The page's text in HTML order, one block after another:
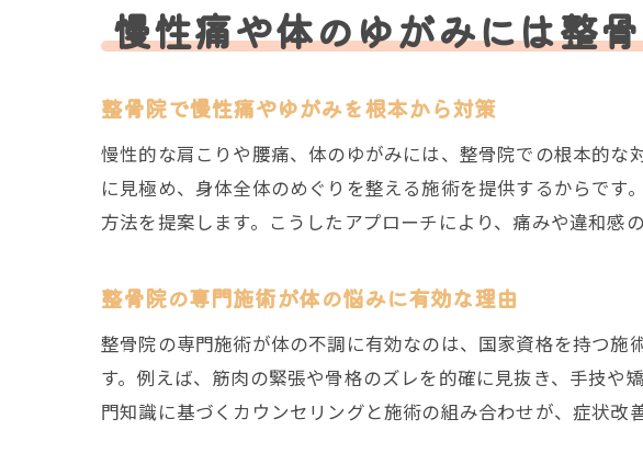
丁寧な
体験談か
整骨
整骨
整骨
通院
心身を整え
慢性痛や体のゆがみには整
整骨院で慢性痛やゆがみを根本から対策
慢性的な肩こりや腰痛、体のゆがみには、整骨院での根本的
に見極め、身体全体のめぐりを整える施術を提供するからで
方法を提案します。こうしたアプローチにより、痛みや違和感
整骨院の専門施術が体の悩みに有効な理由
整骨院の専門施術が体の不調に有効なのは、国家資格を持つ
す。例えば、筋肉の緊張や骨格のズレを的確に見抜き、手技
門知識に基づくカウンセリングと施術の組み合わせが、症状改